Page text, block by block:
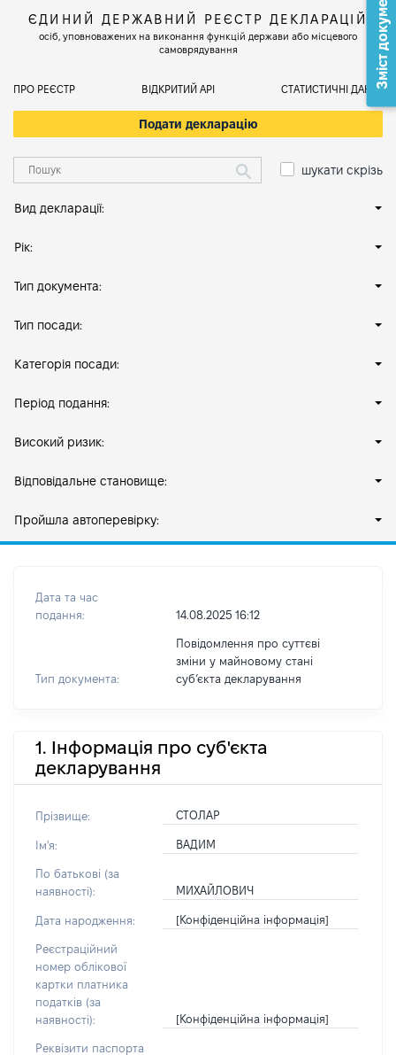
ЄДИНИЙ ДЕРЖАВНИЙ РЕЄСТР ДЕКЛАРАЦІЙ
осіб, уповноважених на виконання функцій держави або місцевого
самоврядування
ПРО РЕЄСТР ВІДКРИТИЙ АРІ СТАТИСТИЧНІ ДАНІ
Подати декларацію
шукати скрізь
Вид декларації:
Рік:
Тип документа:
Тип посади:
Категорія посади:
Період подання:
Високий ризик:
Відповідальне становище:
Пройшла автоперевірку:
Дата та час
подання:
14.08.2025 16:12
Тип документа:
Повідомлення про суттєві
зміни у майновому стані
субʼєкта декларування
1. Інформація про суб'єкта
декларування
Прізвище: СТОЛАР
Ім'я: ВАДИМ
По батькові (за
наявності):
МИХАЙЛОВИЧ
Дата народження: [Конфіденційна інформація]
Реєстраційний
номер облікової
картки платника
податків (за
наявності):
[Конфіденційна інформація]
Реквізити паспорта
Зміст документа